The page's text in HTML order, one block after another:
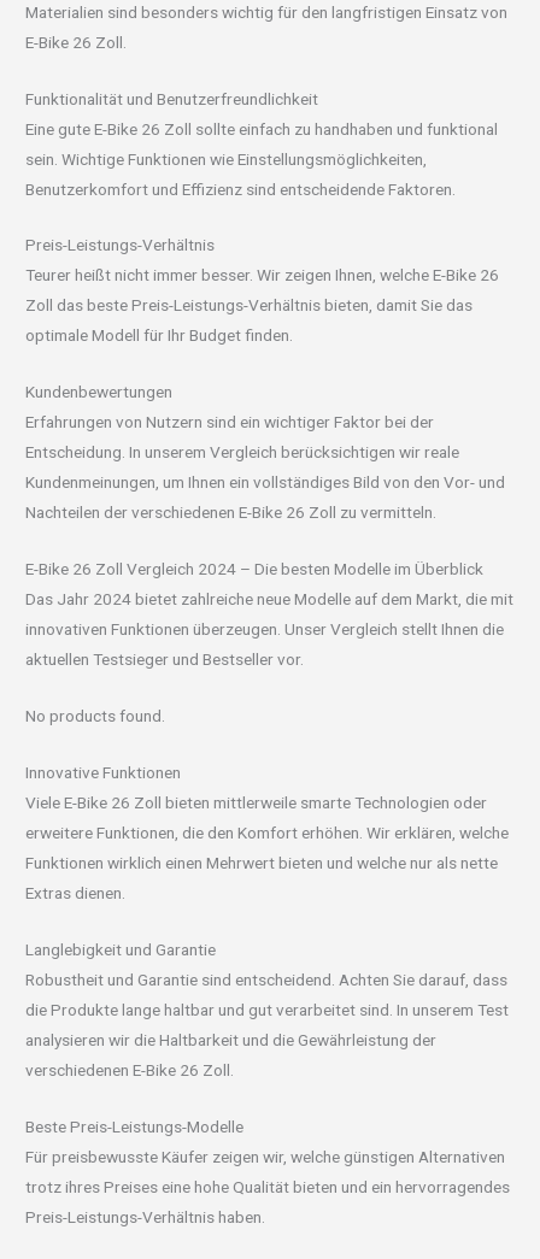
Materialien sind besonders wichtig für den langfristigen Einsatz von
E-Bike 26 Zoll.
Funktionalität und Benutzerfreundlichkeit
Eine gute E-Bike 26 Zoll sollte einfach zu handhaben und funktional
sein. Wichtige Funktionen wie Einstellungsmöglichkeiten,
Benutzerkomfort und Effizienz sind entscheidende Faktoren.
Preis-Leistungs-Verhältnis
Teurer heißt nicht immer besser. Wir zeigen Ihnen, welche E-Bike 26
Zoll das beste Preis-Leistungs-Verhältnis bieten, damit Sie das
optimale Modell für Ihr Budget finden.
Kundenbewertungen
Erfahrungen von Nutzern sind ein wichtiger Faktor bei der
Entscheidung. In unserem Vergleich berücksichtigen wir reale
Kundenmeinungen, um Ihnen ein vollständiges Bild von den Vor- und
Nachteilen der verschiedenen E-Bike 26 Zoll zu vermitteln.
E-Bike 26 Zoll Vergleich 2024 – Die besten Modelle im Überblick
Das Jahr 2024 bietet zahlreiche neue Modelle auf dem Markt, die mit
innovativen Funktionen überzeugen. Unser Vergleich stellt Ihnen die
aktuellen Testsieger und Bestseller vor.
No products found.
Innovative Funktionen
Viele E-Bike 26 Zoll bieten mittlerweile smarte Technologien oder
erweitere Funktionen, die den Komfort erhöhen. Wir erklären, welche
Funktionen wirklich einen Mehrwert bieten und welche nur als nette
Extras dienen.
Langlebigkeit und Garantie
Robustheit und Garantie sind entscheidend. Achten Sie darauf, dass
die Produkte lange haltbar und gut verarbeitet sind. In unserem Test
analysieren wir die Haltbarkeit und die Gewährleistung der
verschiedenen E-Bike 26 Zoll.
Beste Preis-Leistungs-Modelle
Für preisbewusste Käufer zeigen wir, welche günstigen Alternativen
trotz ihres Preises eine hohe Qualität bieten und ein hervorragendes
Preis-Leistungs-Verhältnis haben.